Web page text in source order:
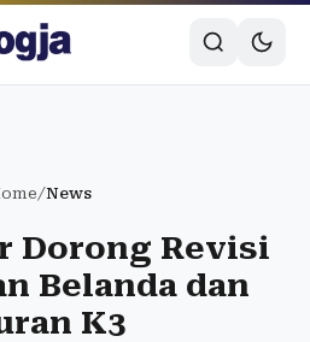
/News
Dorong Revisi
Belanda dan
K3